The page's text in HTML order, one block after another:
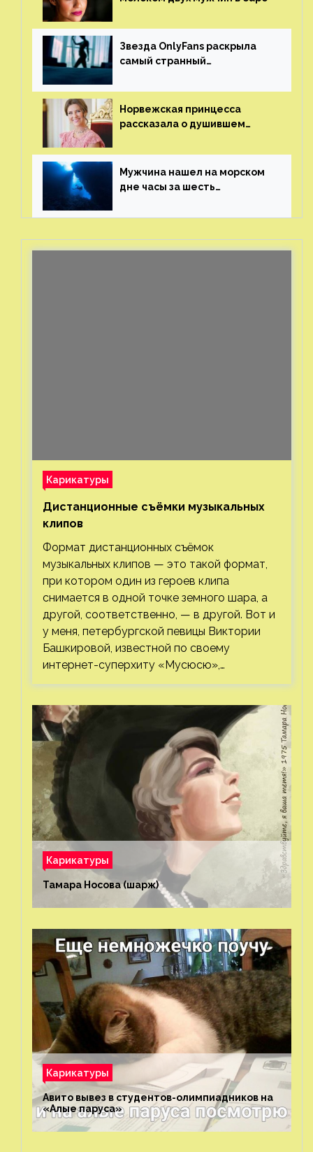
Звезда OnlyFans раскрыла
самый странный
от фаната
Норвежская принцесса
рассказала о душившем
генерала
Мужчина нашел на морском
дне часы за шесть
с помощью пластиковых
Карикатуры
Дистанционные съёмки музыкальных
клипов⁠⁠
Формат дистанционных съёмок
музыкальных клипов — это такой формат,
при котором один из героев клипа
снимается в одной точке земного шара, а
другой, соответственно, — в другой. Вот и
у меня, петербургской певицы Виктории
Башкировой, известной по своему
интернет-суперхиту «Мусюсю»,…
Карикатуры
Тамара Носова (шарж)⁠⁠
Карикатуры
Авито вывез в студентов-олимпиадников на
«Алые паруса»⁠⁠